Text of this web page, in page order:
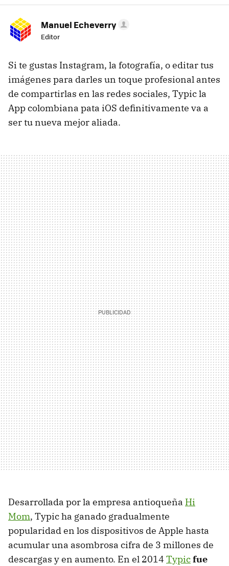
Manuel Echeverry
Editor
Si te gustas Instagram, la fotografía, o editar tus
imágenes para darles un toque profesional antes
de compartirlas en las redes sociales, Typic la
App colombiana pata iOS definitivamente va a
ser tu nueva mejor aliada.
Desarrollada por la empresa antioqueña Hi
Mom, Typic ha ganado gradualmente
popularidad en los dispositivos de Apple hasta
acumular una asombrosa cifra de 3 millones de
descargas y en aumento. En el 2014 Typicfue